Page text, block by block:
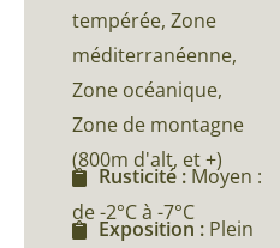
tempérée, Zone
méditerranéenne,
Zone océanique,
Zone de montagne
(800m d'alt, et +)
Rusticité : Moyen :
de -2°C à -7°C
Exposition : Plein